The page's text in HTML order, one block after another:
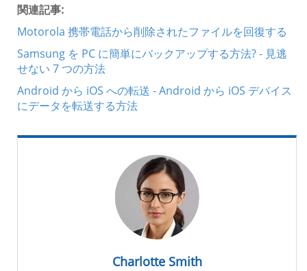
関連記事:
Motorola 携帯電話から削除されたファイルを回復する
Samsung を PC に簡単にバックアップする方法? - 見逃
せない 7 つの方法
Android から iOS への転送 - Android から iOS デバイス
にデータを転送する方法
Charlotte Smith